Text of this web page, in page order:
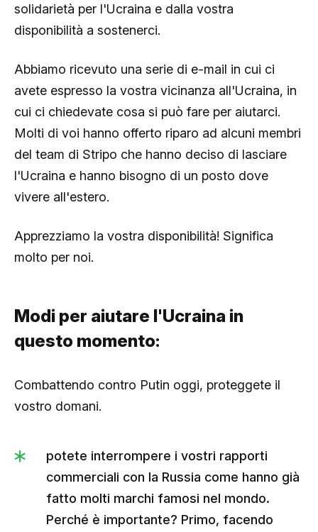
solidarietà per l'Ucraina e dalla vostra
disponibilità a sostenerci.
Abbiamo ricevuto una serie di e-mail in cui ci
avete espresso la vostra vicinanza all'Ucraina, in
cui ci chiedevate cosa si può fare per aiutarci.
Molti di voi hanno offerto riparo ad alcuni membri
del team di Stripo che hanno deciso di lasciare
l'Ucraina e hanno bisogno di un posto dove
vivere all'estero.
Apprezziamo la vostra disponibilità! Significa
molto per noi.
Modi per aiutare l'Ucraina in
questo momento:
Combattendo contro Putin oggi, proteggete il
vostro domani.
potete interrompere i vostri rapporti
commerciali con la Russia come hanno già
fatto molti marchi famosi nel mondo.
Perché è importante? Primo, facendo